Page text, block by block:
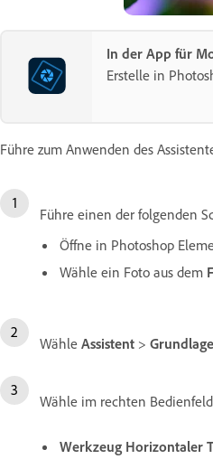
In der App für
Erstelle in
Führe zum Anwenden des
Führe einen der folgenden
Öffne in Photoshop
Wähle ein Foto aus dem
Wähle Assistent >
Wähle im rechten
Werkzeug Horizontaler